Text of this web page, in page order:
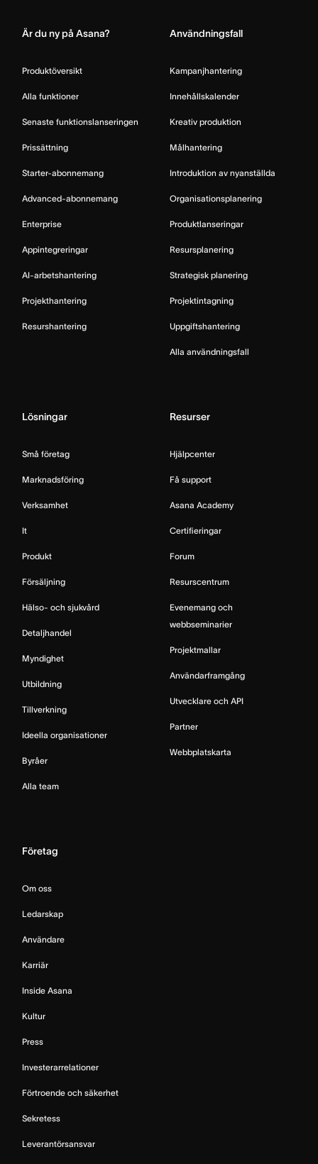
Är du ny på Asana?
Produktöversikt
Alla funktioner
Senaste funktionslanseringen
Prissättning
Starter-abonnemang
Advanced-abonnemang
Enterprise
Appintegreringar
AI-arbetshantering
Projekthantering
Resurshantering
Användningsfall
Kampanjhantering
Innehållskalender
Kreativ produktion
Målhantering
Introduktion av nyanställda
Organisationsplanering
Produktlanseringar
Resursplanering
Strategisk planering
Projektintagning
Uppgiftshantering
Alla användningsfall
Lösningar
Små företag
Marknadsföring
Verksamhet
It
Produkt
Försäljning
Hälso- och sjukvård
Detaljhandel
Myndighet
Utbildning
Tillverkning
Ideella organisationer
Byråer
Alla team
Resurser
Hjälpcenter
Få support
Asana Academy
Certifieringar
Forum
Resurscentrum
Evenemang och
webbseminarier
Projektmallar
Användarframgång
Utvecklare och API
Partner
Webbplatskarta
Företag
Om oss
Ledarskap
Användare
Karriär
Inside Asana
Kultur
Press
Investerarrelationer
Förtroende och säkerhet
Sekretess
Leverantörsansvar